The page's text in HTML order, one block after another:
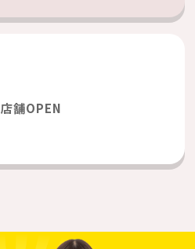
店舗OPEN